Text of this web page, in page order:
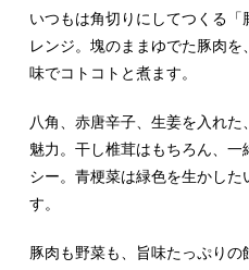
いつもは角切りにしてつくる
レンジ。塊のままゆでた豚肉
味でコトコトと煮ます。
八角、赤唐辛子、生姜を入れ
魅力。干し椎茸はもちろん、
シー。青梗菜は緑色を生かした
す。
豚肉も野菜も、旨味たっぷり